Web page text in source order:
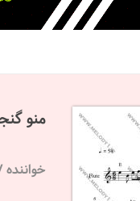
منو